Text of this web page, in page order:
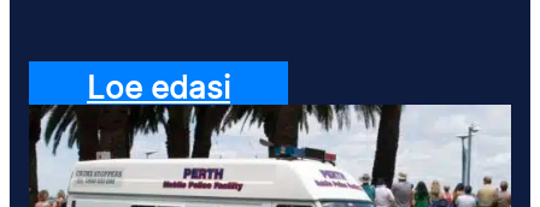
Loe edasi